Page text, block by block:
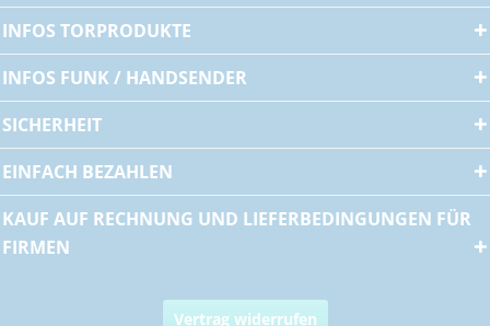
INFOS TORPRODUKTE
INFOS FUNK / HANDSENDER
SICHERHEIT
EINFACH BEZAHLEN
KAUF AUF RECHNUNG UND LIEFERBEDINGUNGEN FÜR
FIRMEN
Vertrag widerrufen